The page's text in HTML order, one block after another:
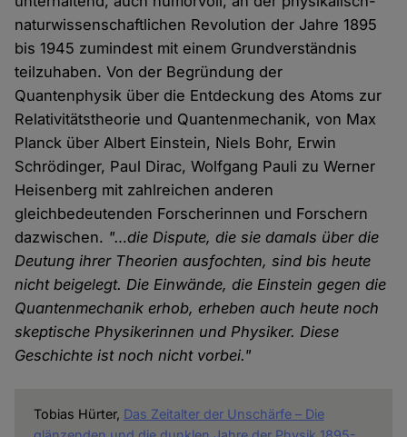
naturwissenschaftlichen Revolution der Jahre 1895
bis 1945 zumindest mit einem Grundverständnis
teilzuhaben. Von der Begründung der
Quantenphysik über die Entdeckung des Atoms zur
Relativitätstheorie und Quantenmechanik, von Max
Planck über Albert Einstein, Niels Bohr, Erwin
Schrödinger, Paul Dirac, Wolfgang Pauli zu Werner
Heisenberg mit zahlreichen anderen
gleichbedeutenden Forscherinnen und Forschern
dazwischen. "…die Dispute, die sie damals über die
Deutung ihrer Theorien ausfochten, sind bis heute
nicht beigelegt. Die Einwände, die Einstein gegen die
Quantenmechanik erhob, erheben auch heute noch
skeptische Physikerinnen und Physiker. Diese
Geschichte ist noch nicht vorbei."
Tobias Hürter, Das Zeitalter der Unschärfe – Die